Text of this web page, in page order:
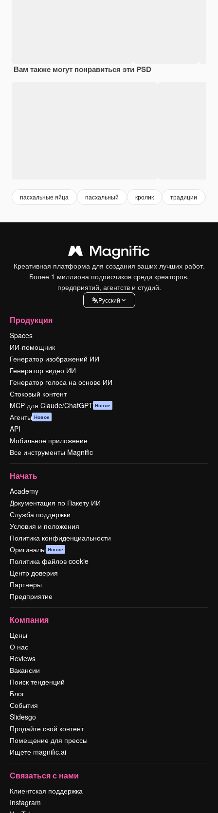
Вам также могут понравиться эти PSD
пасхальные яйца пасхальный кролик традиции
Креативная платформа для создания ваших лучших работ.
Более 1 миллиона подписчиков среди креаторов,
предприятий, агентств и студий.
Pусский
Продукция
Spaces
ИИ-помощник
Генератор изображений ИИ
Генератор видео ИИ
Генератор голоса на основе ИИ
Стоковый контент
MCP для Claude/ChatGPT Новое
Агенты Новое
API
Мобильное приложение
Все инструменты Magnific
Начать
Academy
Документация по Пакету ИИ
Служба поддержки
Условия и положения
Политика конфиденциальности
Оригиналы Новое
Политика файлов cookie
Центр доверия
Партнеры
Предприятие
Компания
Цены
О нас
Reviews
Вакансии
Поиск тенденций
Блог
События
Slidesgo
Продайте свой контент
Помещение для прессы
Ищете magnific.ai
Связаться с нами
Клиентская поддержка
Instagram